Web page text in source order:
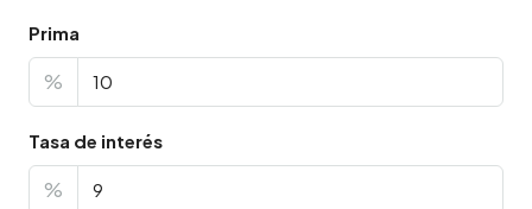
Prima
%
Tasa de interés
%